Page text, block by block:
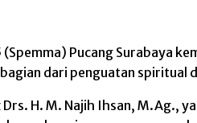
(Spemma) Pucang Surabaya
dari penguatan spiritual
H. M. Najih Ihsan, M.Ag.,